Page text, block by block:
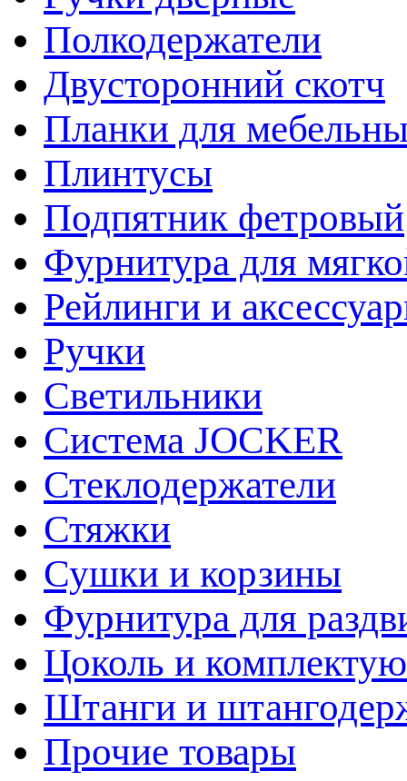
Полкодержатели
Двусторонний скотч
Планки для
Плинтусы
Подпятник фетровый
Фурнитура для
Рейлинги и
Ручки
Светильники
Система JOCKER
Стеклодержатели
Стяжки
Сушки и корзины
Фурнитура для
Цоколь и
Штанги и
Прочие товары